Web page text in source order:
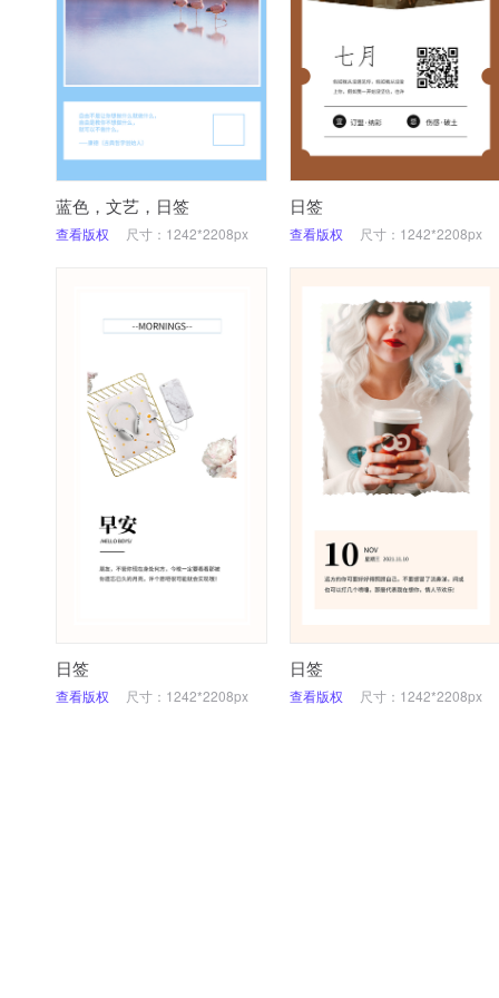
蓝色，文艺，日签
查看版权 尺寸：1242*2208px
日签
查看版权 尺寸：1242*2208px
日签
查看版权 尺寸：1242*2208px
日签
查看版权 尺寸：1242*2208px